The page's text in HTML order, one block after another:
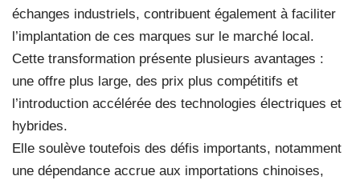
échanges industriels, contribuent également à faciliter
l’implantation de ces marques sur le marché local.
Cette transformation présente plusieurs avantages :
une offre plus large, des prix plus compétitifs et
l’introduction accélérée des technologies électriques et
hybrides.
Elle soulève toutefois des défis importants, notamment
une dépendance accrue aux importations chinoises,